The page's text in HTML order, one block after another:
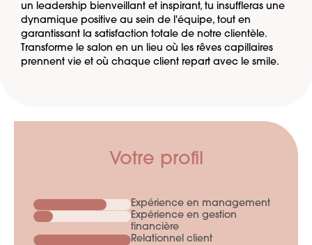
un leadership bienveillant et inspirant, tu insuffleras une
dynamique positive au sein de l'équipe, tout en
garantissant la satisfaction totale de notre clientèle.
Transforme le salon en un lieu où les rêves capillaires
prennent vie et où chaque client repart avec le smile.
Votre profil
Expérience en management
Expérience en gestion
financière
Relationnel client